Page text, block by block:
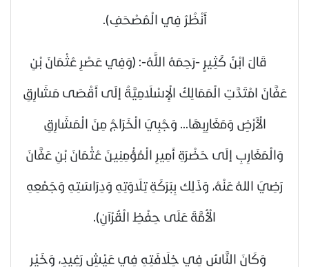
أَنْظُرُ فِي الْمُصْحَفِ).
قَالَ ابْنُ كَثِيرٍ -رَحِمَهُ اللَّهُ-: (وَفِي عَصْرِ عُثْمَانَ بْنِ
عَفَّانَ امْتَدَّتِ الْمَمَالِكُ الْإِسْلَامِيَّةُ إلَى أَقْصَى مَشَارِقِ
الْأَرْضِ وَمَغَارِبِهَا... وَجُبِيَ الْخَرَاجُ مِنَ الْمَشَارِقِ
وَالْمَغَارِبِ إلَى حَضْرَةِ أَمِيرِ الْمُؤْمِنِينَ عُثْمَانَ بْنِ عَفَّانَ
رَضِيَ اللهُ عَنْهُ، وَذَلِك بِبَرَكَةِ تِلَاوَتِهِ وَدِرَاسَتِهِ وَجَمْعِهِ
الْأُمَّةَ عَلَى حِفْظِ الْقُرْآنِ).
وَكَانَ النَّاسُ فِي خِلَافَتِهِ فِي عَيْشٍ رَغِيدٍ، وَخَيْرٍ